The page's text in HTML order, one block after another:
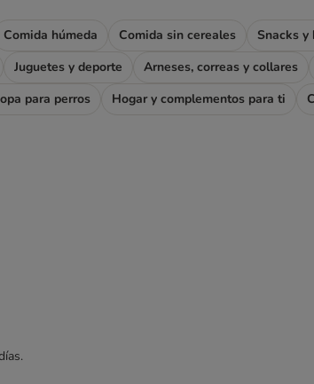
Comida húmeda Comida sin cereales Snacks y
Juguetes y deporte Arneses, correas y collares
para perros Hogar y complementos para ti